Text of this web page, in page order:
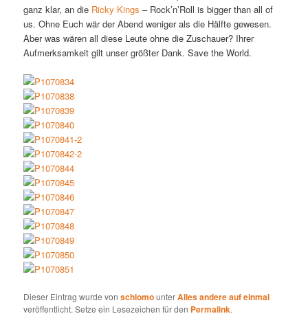
ganz klar, an die Ricky Kings – Rock’n’Roll is bigger than all of
us. Ohne Euch wär der Abend weniger als die Hälfte gewesen.
Aber was wären all diese Leute ohne die Zuschauer? Ihrer
Aufmerksamkeit gilt unser größter Dank. Save the World.
Dieser Eintrag wurde vonschlomounterAlles andere auf einmal
veröffentlicht. Setze ein Lesezeichen für den Permalink.